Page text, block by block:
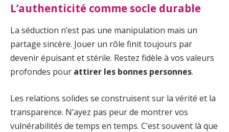
L’authenticité comme socle durable
La séduction n’est pas une manipulation mais un
partage sincère. Jouer un rôle finit toujours par
devenir épuisant et stérile. Restez fidèle à vos valeurs
profondes pour attirer les bonnes personnes.
Les relations solides se construisent sur la vérité et la
transparence. N’ayez pas peur de montrer vos
vulnérabilités de temps en temps. C’est souvent là que